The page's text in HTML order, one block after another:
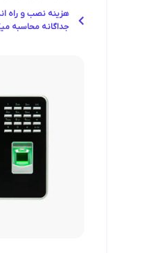
هزینه نصب و راه
جداگانه محاسبه